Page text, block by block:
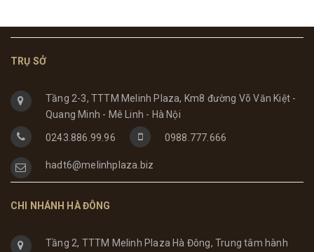
TRỤ SỞ
Tầng 2-3, TTTM Melinh Plaza, Km8 đường Võ Văn Kiệt -
Quang Minh - Mê Linh - Hà Nội
0243.886.99.96 0988.777.666
hadt6@melinhplaza.biz
CHI NHÁNH HÀ ĐÔNG
Tầng 2, TTTM Melinh Plaza Hà Đông, Trung tâm hành